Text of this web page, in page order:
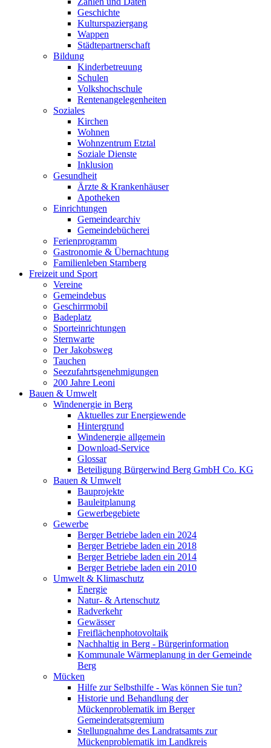
Geschichte
Kulturspaziergang
Wappen
Städtepartnerschaft
Bildung
Kinderbetreuung
Schulen
Volkshochschule
Rentenangelegenheiten
Soziales
Kirchen
Wohnen
Wohnzentrum Etztal
Soziale Dienste
Inklusion
Gesundheit
Ärzte & Krankenhäuser
Apotheken
Einrichtungen
Gemeindearchiv
Gemeindebücherei
Ferienprogramm
Gastronomie & Übernachtung
Familienleben Starnberg
Freizeit und Sport
Vereine
Gemeindebus
Geschirrmobil
Badeplatz
Sporteinrichtungen
Sternwarte
Der Jakobsweg
Tauchen
Seezufahrtsgenehmigungen
200 Jahre Leoni
Bauen & Umwelt
Windenergie in Berg
Aktuelles zur Energiewende
Hintergrund
Windenergie allgemein
Download-Service
Glossar
Beteiligung Bürgerwind Berg GmbH Co. KG
Bauen & Umwelt
Bauprojekte
Bauleitplanung
Gewerbegebiete
Gewerbe
Berger Betriebe laden ein 2024
Berger Betriebe laden ein 2018
Berger Betriebe laden ein 2014
Berger Betriebe laden ein 2010
Umwelt & Klimaschutz
Energie
Natur- & Artenschutz
Radverkehr
Gewässer
Freiflächenphotovoltaik
Nachhaltig in Berg - Bürgerinformation
Kommunale Wärmeplanung in der Gemeinde
Berg
Mücken
Hilfe zur Selbsthilfe - Was können Sie tun?
Historie und Behandlung der
Mückenproblematik im Berger
Gemeinderatsgremium
Stellungnahme des Landratsamts zur
Mückenproblematik im Landkreis